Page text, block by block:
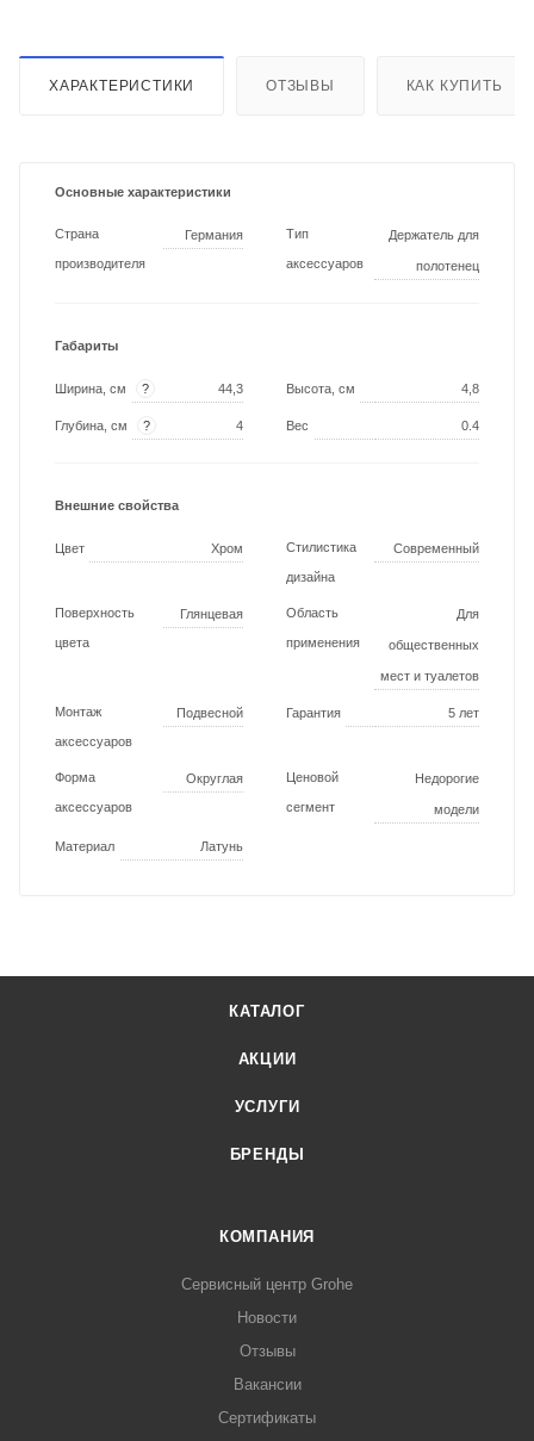
ХАРАКТЕРИСТИКИ ОТЗЫВЫ КАК КУПИТЬ
Основные характеристики
Страна
производителя
Германия Тип
аксессуаров
Держатель для
полотенец
Габариты
Ширина, см ? 44,3 Высота, см 4,8
Глубина, см ? 4 Вес 0.4
Внешние свойства
Цвет Хром Стилистика
дизайна
Современный
Поверхность
цвета
Глянцевая Область
применения
Для
общественных
мест и туалетов
Монтаж
аксессуаров
Подвесной Гарантия 5 лет
Форма
аксессуаров
Округлая Ценовой
сегмент
Недорогие
модели
Материал Латунь
КАТАЛОГ
АКЦИИ
УСЛУГИ
БРЕНДЫ
КОМПАНИЯ
Сервисный центр Grohe
Новости
Отзывы
Вакансии
Сертификаты